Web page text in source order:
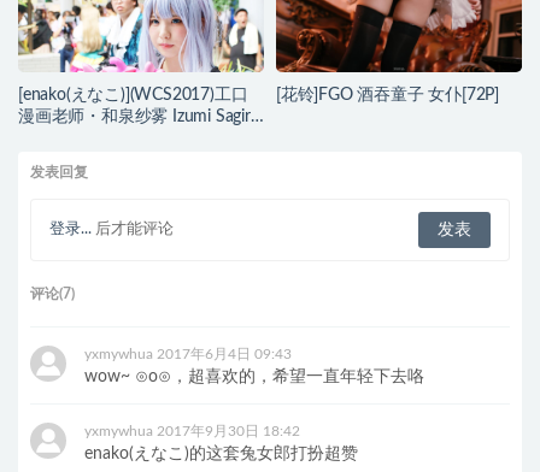
[enako(えなこ)](WCS2017)工口
漫画老师・和泉纱雾 Izumi Sagiri
[花铃]FGO 酒吞童子 女仆[72P]
发表回复
登录... 后才能评论
评论(7)
yxmywhua 2017年6月4日 09:43
wow~ ⊙o⊙，超喜欢的，希望一直年轻下去咯
yxmywhua 2017年9月30日 18:42
enako(えなこ)的这套兔女郎打扮超赞